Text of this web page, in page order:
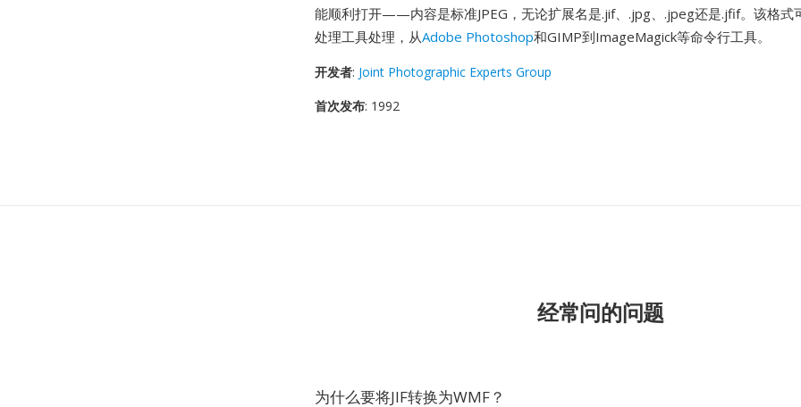
能顺利打开——内容是标准JPEG，无论扩展名是.jif、.jpg、.jpeg还是.jfif。该格式
处理工具处理，从Adobe Photoshop和GIMP到ImageMagick等命令行工具。
开发者: Joint Photographic Experts Group
首次发布: 1992
经常问的问题
为什么要将JIF转换为WMF？